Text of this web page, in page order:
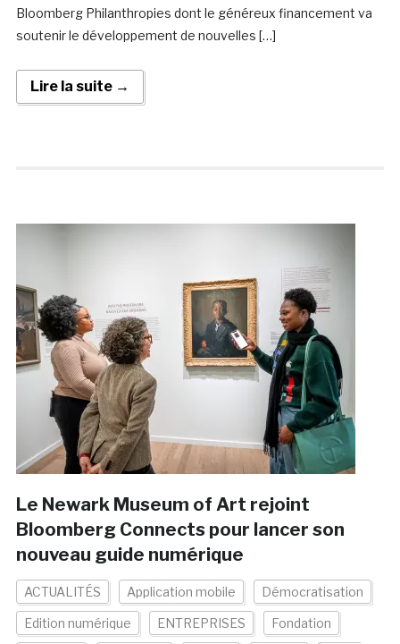
Bloomberg Philanthropies dont le généreux financement va
soutenir le développement de nouvelles […]
Lire la suite →
Le Newark Museum of Art rejoint
Bloomberg Connects pour lancer son
nouveau guide numérique
ACTUALITÉS Application mobile Démocratisation
Edition numérique ENTREPRISES Fondation